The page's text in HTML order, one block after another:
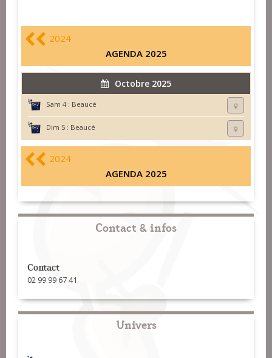
2024
AGENDA 2025
Octobre 2025
Sam 4 : Beaucé
Dim 5 : Beaucé
2024
AGENDA 2025
Contact & infos
Contact
02 99 99 67 41
Univers